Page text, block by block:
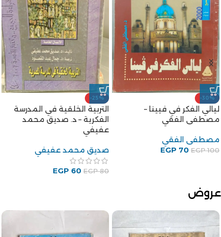
-30%
ليالي الفكر في فيينا –
مصطفى الفقي
مصطفى الفقي
EGP100
EGP 70
-25%
التربية الخلقية في المدرسة
الفكرية – د. صديق محمد
عفيفي
صديق محمد عفيفي
EGP80
EGP 60
عروض